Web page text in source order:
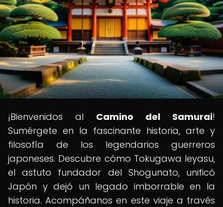
¡Bienvenidos al Camino del Samurai!
Sumérgete en la fascinante historia, arte y
filosofía de los legendarios guerreros
japoneses. Descubre cómo Tokugawa Ieyasu,
el astuto fundador del Shogunato, unificó
Japón y dejó un legado imborrable en la
historia. Acompáñanos en este viaje a través